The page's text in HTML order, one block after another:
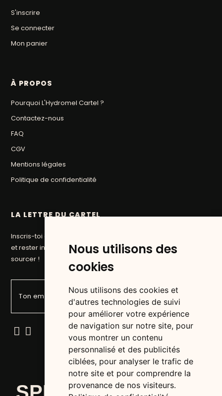
Nous utilisons des
cookies
Nous utilisons des cookies et
d'autres technologies de suivi
pour améliorer votre expérience
de navigation sur notre site, pour
vous montrer un contenu
personnalisé et des publicités
ciblées, pour analyser le trafic de
notre site et pour comprendre la
provenance de nos visiteurs.
S'inscrire
Se connecter
Mon panier
À PROPOS
Pourquoi L'Hydromel Cartel ?
Contactez-nous
FAQ
CGV
Mentions légales
Politique de confidentialité
LA LETTRE DU CARTEL
Inscris-toi à la newsletter du Cartel pour suivre nos aventures
et rester informé des prochaines pépites que nous allons
sourcer !